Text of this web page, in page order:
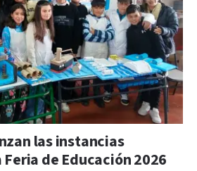
las instancias
de Educación 2026